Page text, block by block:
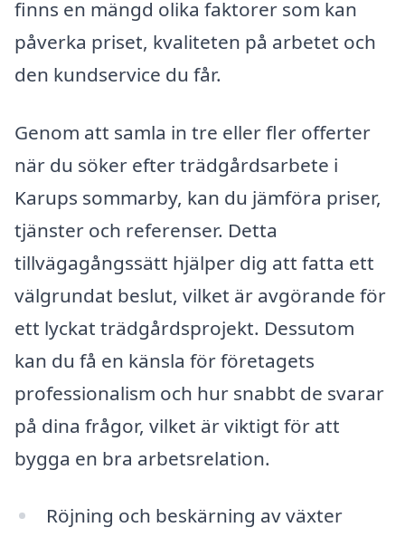
finns en mängd olika faktorer som kan
påverka priset, kvaliteten på arbetet och
den kundservice du får.
Genom att samla in tre eller fler offerter
när du söker efter trädgårdsarbete i
Karups sommarby, kan du jämföra priser,
tjänster och referenser. Detta
tillvägagångssätt hjälper dig att fatta ett
välgrundat beslut, vilket är avgörande för
ett lyckat trädgårdsprojekt. Dessutom
kan du få en känsla för företagets
professionalism och hur snabbt de svarar
på dina frågor, vilket är viktigt för att
bygga en bra arbetsrelation.
Röjning och beskärning av växter